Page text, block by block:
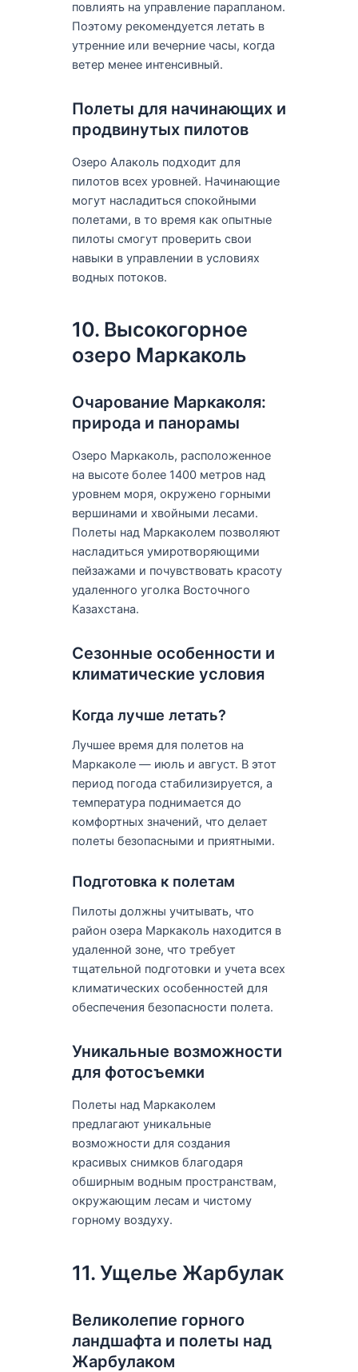
повлиять на управление парапланом.
Поэтому рекомендуется летать в
утренние или вечерние часы, когда
ветер менее интенсивный.
Полеты для начинающих и
продвинутых пилотов
Озеро Алаколь подходит для
пилотов всех уровней. Начинающие
могут насладиться спокойными
полетами, в то время как опытные
пилоты смогут проверить свои
навыки в управлении в условиях
водных потоков.
10. Высокогорное
озеро Маркаколь
Очарование Маркаколя:
природа и панорамы
Озеро Маркаколь, расположенное
на высоте более 1400 метров над
уровнем моря, окружено горными
вершинами и хвойными лесами.
Полеты над Маркаколем позволяют
насладиться умиротворяющими
пейзажами и почувствовать красоту
удаленного уголка Восточного
Казахстана.
Сезонные особенности и
климатические условия
Когда лучше летать?
Лучшее время для полетов на
Маркаколе — июль и август. В этот
период погода стабилизируется, а
температура поднимается до
комфортных значений, что делает
полеты безопасными и приятными.
Подготовка к полетам
Пилоты должны учитывать, что
район озера Маркаколь находится в
удаленной зоне, что требует
тщательной подготовки и учета всех
климатических особенностей для
обеспечения безопасности полета.
Уникальные возможности
для фотосъемки
Полеты над Маркаколем
предлагают уникальные
возможности для создания
красивых снимков благодаря
обширным водным пространствам,
окружающим лесам и чистому
горному воздуху.
11. Ущелье Жарбулак
Великолепие горного
ландшафта и полеты над
Жарбулаком